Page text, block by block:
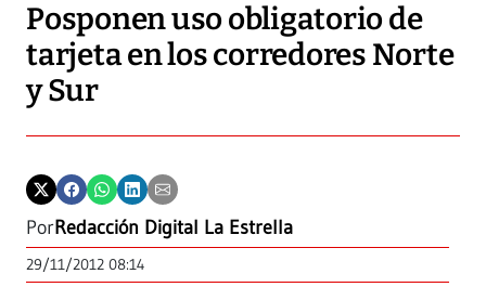
Posponen uso obligatorio de
tarjeta en los corredores Norte
y Sur
PorRedacción Digital La Estrella
29/11/2012 08:14